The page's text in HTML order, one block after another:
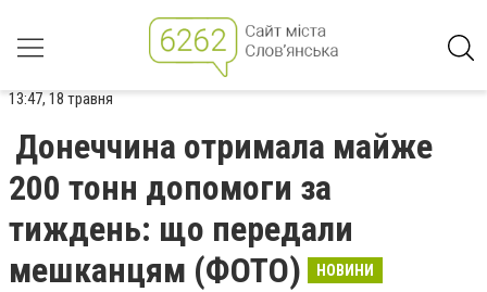
13:47, 18 травня
Донеччина отримала майже
200 тонн допомоги за
тиждень: що передали
мешканцям (ФОТО)
НОВИНИ